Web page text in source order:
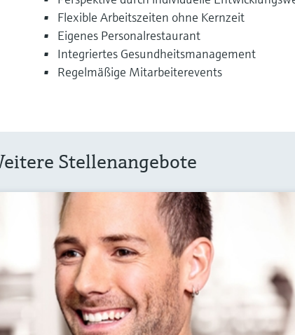
Flexible Arbeitszeiten ohne Kernzeit
Eigenes Personalrestaurant
Integriertes Gesundheitsmanagement
Regelmäßige Mitarbeiterevents
Stellenangebote